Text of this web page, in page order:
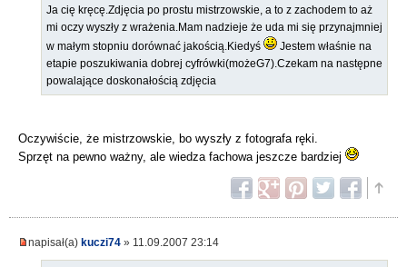
Ja cię kręcę.Zdjęcia po prostu mistrzowskie, a to z zachodem to aż
mi oczy wyszły z wrażenia.Mam nadzieje że uda mi się przynajmniej
w małym stopniu dorównać jakością.Kiedyś
Jestem właśnie na
etapie poszukiwania dobrej cyfrówki(możeG7).Czekam na następne
powalające doskonałością zdjęcia
Oczywiście, że mistrzowskie, bo wyszły z fotografa ręki.
Sprzęt na pewno ważny, ale wiedza fachowa jeszcze bardziej
napisał(a) kuczi74 » 11.09.2007 23:14